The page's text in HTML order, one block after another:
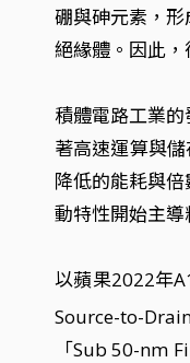
硼與砷元素，
絕緣體。因此
積體電路工業
著高速運算與
降低的能耗與
動特性開始主
以蘋果2022年
Source-to-
「Sub 50-nm